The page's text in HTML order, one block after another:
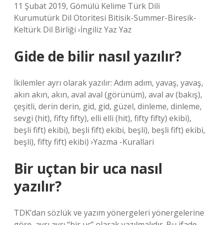
11 Şubat 2019, Gömülü Kelime Türk Dili
Kurumutürk Dil Otoritesi Bitisik-Summer-Biresik-
Keltürk Dil Birliği ›İngiliz Yaz Yaz
Gide de bilir nasıl yazılır?
İkilemler ayrı olarak yazılır: Adım adım, yavaş, yavaş,
akın akın, akın, aval aval (görünüm), aval av (bakış),
çeşitli, derin derin, gid, gid, güzel, dinleme, dinleme,
sevgi (hit), fifty fifty), elli elli (hit), fifty fifty) ekibi),
beşli fift) ekibi), beşli fift) ekibi, beşli), beşli fift) ekibi,
beşli), fifty fift) ekibi) ›Yazma -Kurallari
Bir uçtan bir uca nasıl
yazılır?
TDK’dan sözlük ve yazım yönergeleri yönergelerine